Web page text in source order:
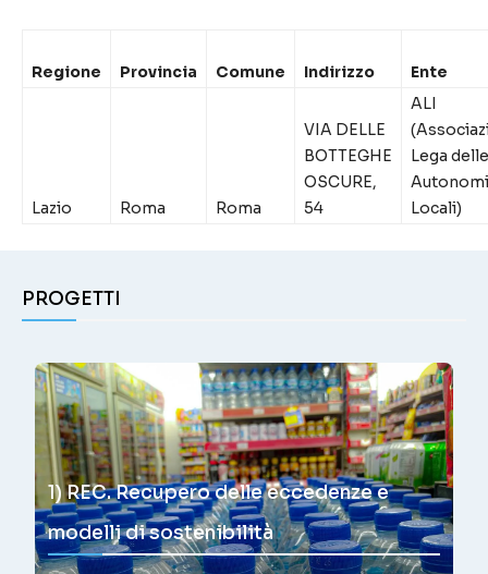
Regione Provincia Comune Indirizzo Ente
Lazio Roma Roma
VIA DELLE
BOTTEGHE
OSCURE,
54
ALI
Lega delle
Locali)
PROGETTI
1) REC. Recupero delle eccedenze e
modelli di sostenibilità